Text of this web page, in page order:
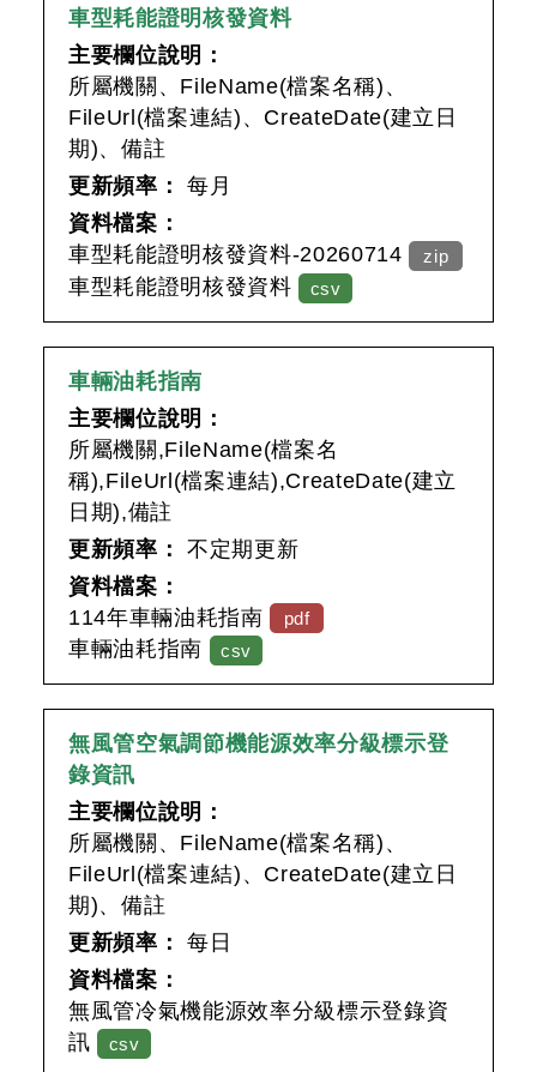
車型耗能證明核發資料
主要欄位說明：
所屬機關、FileName(檔案名稱)、
FileUrl(檔案連結)、CreateDate(建立日
期)、備註
更新頻率：
每月
資料檔案：
車型耗能證明核發資料-20260714
zip
車型耗能證明核發資料 csv
車輛油耗指南
主要欄位說明：
所屬機關,FileName(檔案名
稱),FileUrl(檔案連結),CreateDate(建立
日期),備註
更新頻率：
不定期更新
資料檔案：
114年車輛油耗指南
pdf
車輛油耗指南 csv
無風管空氣調節機能源效率分級標示登
錄資訊
主要欄位說明：
所屬機關、FileName(檔案名稱)、
FileUrl(檔案連結)、CreateDate(建立日
期)、備註
更新頻率：
每日
資料檔案：
無風管冷氣機能源效率分級標示登錄資
訊
csv